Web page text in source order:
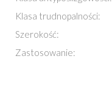
Klasa trudnopalności:
Szerokość:
Zastosowanie: